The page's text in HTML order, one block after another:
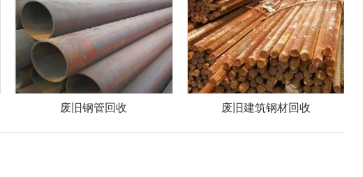
废旧建筑钢材回收 二手废旧钢材回收